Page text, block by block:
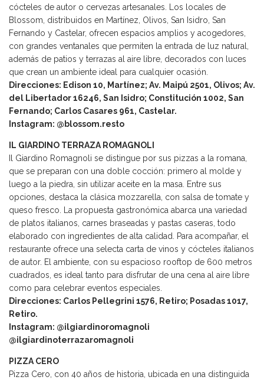
cócteles de autor o cervezas artesanales. Los locales de
Blossom, distribuidos en Martínez, Olivos, San Isidro, San
Fernando y Castelar, ofrecen espacios amplios y acogedores,
con grandes ventanales que permiten la entrada de luz natural,
además de patios y terrazas al aire libre, decorados con luces
que crean un ambiente ideal para cualquier ocasión.
Direcciones: Edison 10, Martínez; Av. Maipú 2501, Olivos; Av.
del Libertador 16246, San Isidro; Constitución 1002, San
Fernando; Carlos Casares 961, Castelar.
Instagram: @blossom.resto
IL GIARDINO TERRAZA ROMAGNOLI
Il Giardino Romagnoli se distingue por sus pizzas a la romana,
que se preparan con una doble cocción: primero al molde y
luego a la piedra, sin utilizar aceite en la masa. Entre sus
opciones, destaca la clásica mozzarella, con salsa de tomate y
queso fresco. La propuesta gastronómica abarca una variedad
de platos italianos, carnes braseadas y pastas caseras, todo
elaborado con ingredientes de alta calidad. Para acompañar, el
restaurante ofrece una selecta carta de vinos y cócteles italianos
de autor. El ambiente, con su espacioso rooftop de 600 metros
cuadrados, es ideal tanto para disfrutar de una cena al aire libre
como para celebrar eventos especiales.
Direcciones: Carlos Pellegrini 1576, Retiro; Posadas 1017,
Retiro.
Instagram: @ilgiardinoromagnoli
@ilgiardinoterrazaromagnoli
PIZZA CERO
Pizza Cero, con 40 años de historia, ubicada en una distinguida